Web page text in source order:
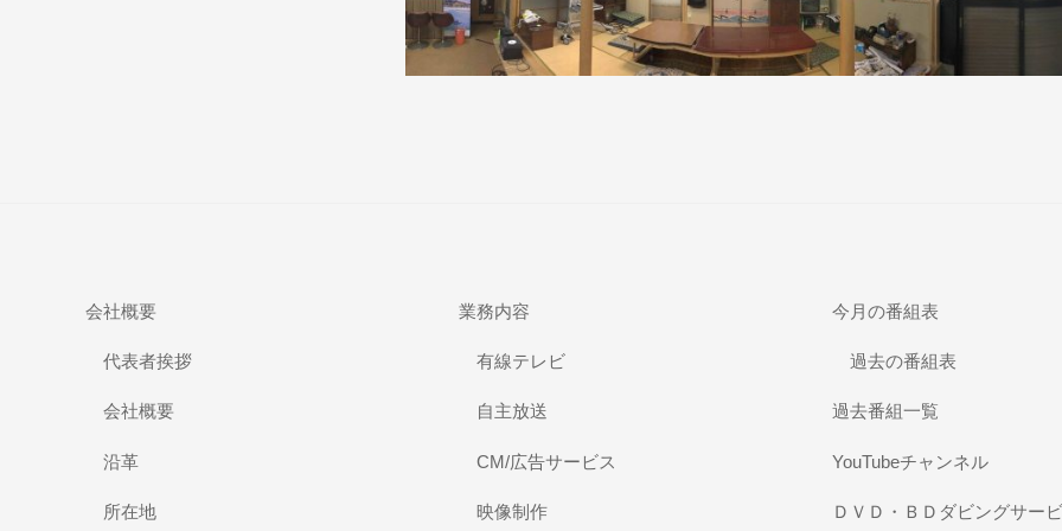
会社概要
代表者挨拶
会社概要
沿革
所在地
業務内容
有線テレビ
自主放送
CM/広告サービス
映像制作
今月の番組表
過去の番組表
過去番組一覧
YouTubeチャンネル
ＤＶＤ・ＢＤダビングサー